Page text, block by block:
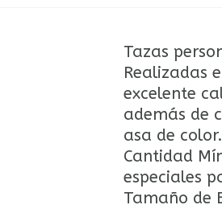
Tazas
Realizadas
excelente
además de
asa de color.
Cantidad
especiales
Tamaño de